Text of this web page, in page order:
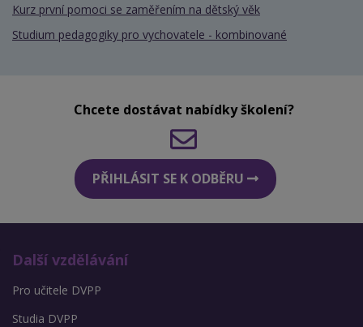
Kurz první pomoci se zaměřením na dětský věk
Studium pedagogiky pro vychovatele - kombinované
Chcete dostávat nabídky školení?
PŘIHLÁSIT SE K ODBĚRU
Další vzdělávání
Pro učitele DVPP
Studia DVPP